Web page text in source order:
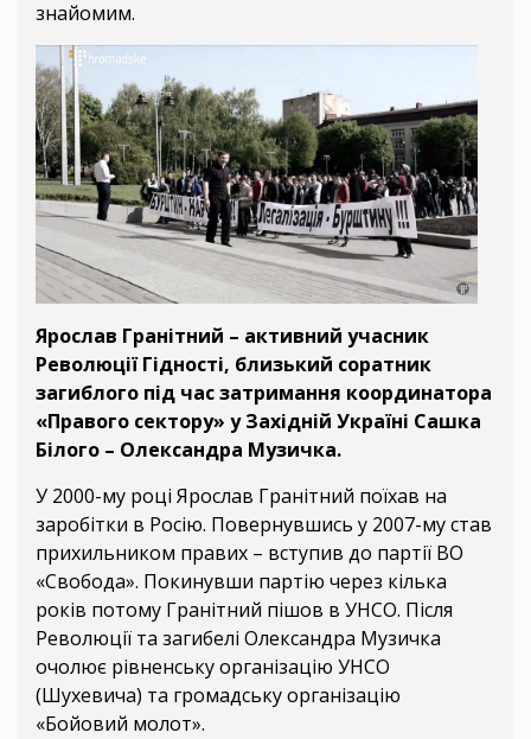
знайомим.
Ярослав Гранітний – активний учасник
Революції Гідності, близький соратник
загиблого під час затримання координатора
«Правого сектору» у Західній Україні Сашка
Білого – Олександра Музичка.
У 2000-му році Ярослав Гранітний поїхав на
заробітки в Росію. Повернувшись у 2007-му став
прихильником правих – вступив до партії ВО
«Свобода». Покинувши партію через кілька
років потому Гранітний пішов в УНСО. Після
Революції та загибелі Олександра Музичка
очолює рівненську організацію УНСО
(Шухевича) та громадську організацію
«Бойовий молот».